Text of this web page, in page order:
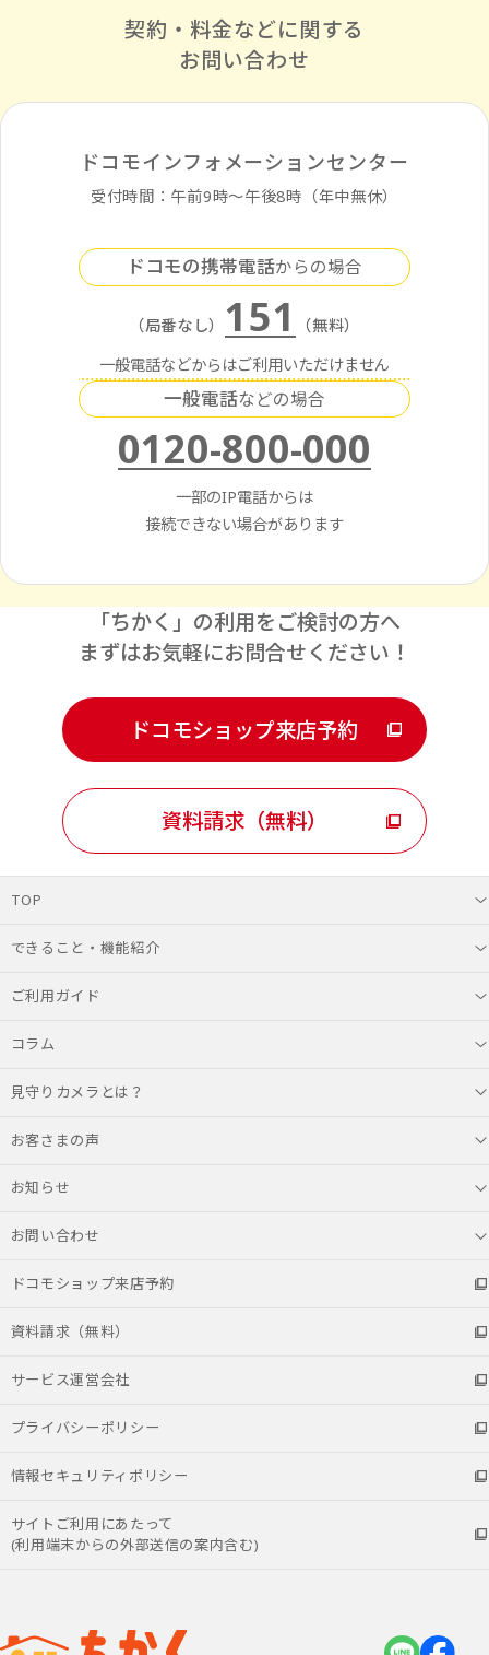
契約・料金などに関する
お問い合わせ
ドコモインフォメーションセンター
受付時間：午前9時〜午後8時（年中無休）
ドコモの携帯電話からの場合
（局番なし） 151
（無料）
一般電話などからはご利用いただけません
一般電話などの場合
0120-800-000
一部のIP電話からは
接続できない場合があります
「ちかく」の利用をご検討の方へ
まずはお気軽にお問合せください！
ドコモショップ来店予約
資料請求（無料）
TOP
できること・機能紹介
ご利用ガイド
コラム
見守りカメラとは？
お客さまの声
お知らせ
お問い合わせ
ドコモショップ来店予約
資料請求（無料）
サービス運営会社
プライバシーポリシー
情報セキュリティポリシー
サイトご利用にあたって
(利用端末からの外部送信の案内含む)